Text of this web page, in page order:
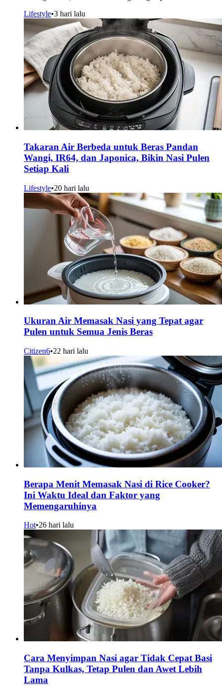
Lifestyle•3 hari lalu
Takaran Air Berbeda untuk Beras Pandan
Wangi, IR64, dan Japonica, Bikin Nasi Pulen
Setiap Kali
Lifestyle•20 hari lalu
Ukuran Air Memasak Nasi yang Tepat agar
Pulen untuk Semua Jenis Beras
Citizen6•22 hari lalu
Berapa Menit Memasak Nasi di Rice Cooker?
Ini Waktu Ideal dan Faktor yang
Memengaruhinya
Hot•26 hari lalu
Cara Menyimpan Nasi agar Tidak Cepat Basi
Tanpa Kulkas, Tetap Pulen dan Awet Lebih
Lama